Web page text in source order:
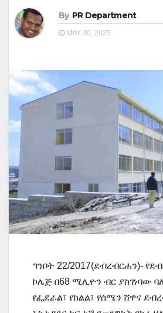
By PR Department
MAY 30, 2025
ግንቦት 22/2017(ደብረብርሐን)-
ኮሌጅ በ68 ሚሊዮን ብር ያስገነባው
የፌደራል፣ የክልል፣ የሰሜን ሸዋና